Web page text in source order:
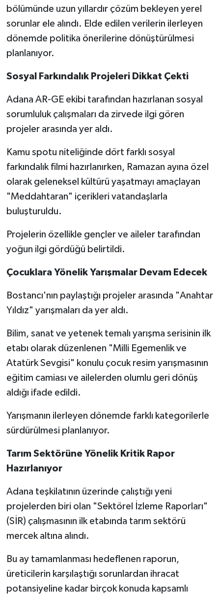
bölümünde uzun yıllardır çözüm bekleyen yerel
sorunlar ele alındı. Elde edilen verilerin ilerleyen
dönemde politika önerilerine dönüştürülmesi
planlanıyor.
Sosyal Farkındalık Projeleri Dikkat Çekti
Adana AR-GE ekibi tarafından hazırlanan sosyal
sorumluluk çalışmaları da zirvede ilgi gören
projeler arasında yer aldı.
Kamu spotu niteliğinde dört farklı sosyal
farkındalık filmi hazırlanırken, Ramazan ayına özel
olarak geleneksel kültürü yaşatmayı amaçlayan
"Meddahtaran" içerikleri vatandaşlarla
buluşturuldu.
Projelerin özellikle gençler ve aileler tarafından
yoğun ilgi gördüğü belirtildi.
Çocuklara Yönelik Yarışmalar Devam Edecek
Bostancı'nın paylaştığı projeler arasında "Anahtar
Yıldız" yarışmaları da yer aldı.
Bilim, sanat ve yetenek temalı yarışma serisinin ilk
etabı olarak düzenlenen "Milli Egemenlik ve
Atatürk Sevgisi" konulu çocuk resim yarışmasının
eğitim camiası ve ailelerden olumlu geri dönüş
aldığı ifade edildi.
Yarışmanın ilerleyen dönemde farklı kategorilerle
sürdürülmesi planlanıyor.
Tarım Sektörüne Yönelik Kritik Rapor
Hazırlanıyor
Adana teşkilatının üzerinde çalıştığı yeni
projelerden biri olan "Sektörel İzleme Raporları"
(SİR) çalışmasının ilk etabında tarım sektörü
mercek altına alındı.
Bu ay tamamlanması hedeflenen raporun,
üreticilerin karşılaştığı sorunlardan ihracat
potansiyeline kadar birçok konuda kapsamlı